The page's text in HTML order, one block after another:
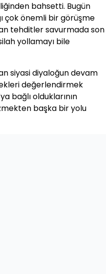
bahsetti. Bugün
çok önemli bir görüşme
tehditler savurmada son
yollamayı bile
siyasi diyaloğun devam
değerlendirmek
bağlı olduklarının
başka bir yolu